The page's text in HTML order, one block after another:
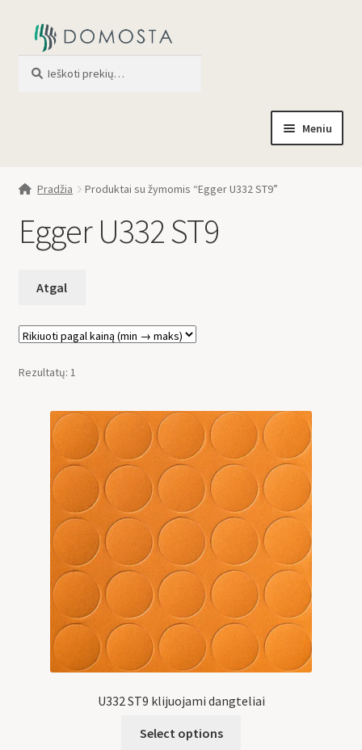
Meniu
Apie mus
Profilis
Pradžia Produktai su žymomis “Egger U332 ST9”
Egger U332 ST9
Rezultatų: 1
U332 ST9 klijuojami dangteliai
Select options